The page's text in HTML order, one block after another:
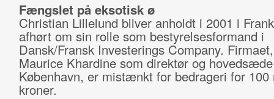
Fængslet på eksotisk ø
Christian Lillelund bliver anholdt i 2001 i
afhørt om sin rolle som bestyrelsesformand i
Dansk/Fransk Investerings Company.
Maurice Khardine som direktør og
København, er mistænkt for bedrageri for 100
kroner.